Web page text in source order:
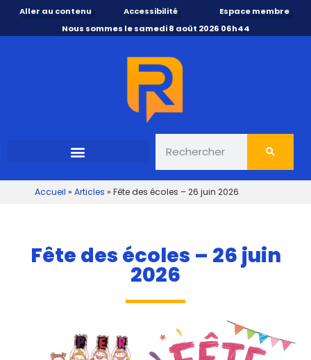
Aller au contenu Accessibilité
Espace membre
Nous sommes le samedi 8 août 2026 06h44
Accueil » Articles » Fête des écoles – 26 juin 2026
Fête des écoles – 26 juin
2026